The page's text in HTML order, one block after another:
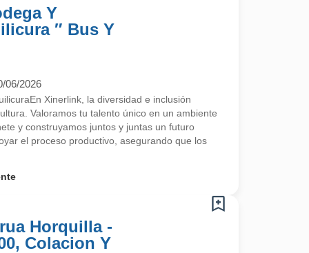
Y
″ Bus Y
06/2026
Xinerlink, la diversidad e inclusión
Valoramos tu talento único en un ambiente
y construyamos juntos y juntas un futuro
el proceso productivo, asegurando que los
Horquilla -
Colacion Y